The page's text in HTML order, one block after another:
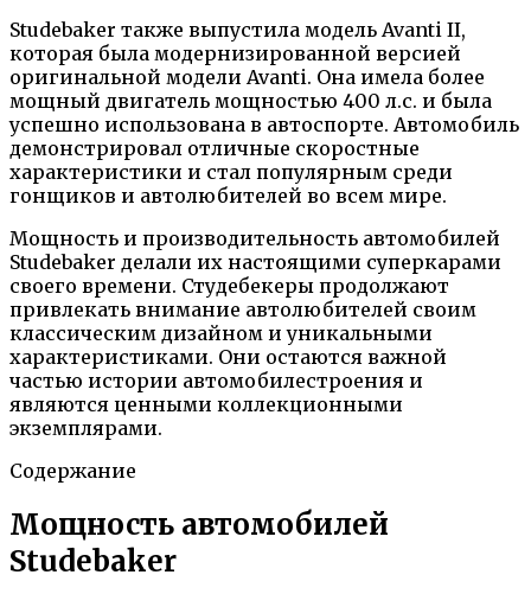
Studebaker также выпустила модель Avanti II,
которая была модернизированной версией
оригинальной модели Avanti. Она имела более
мощный двигатель мощностью 400 л.с. и была
успешно использована в автоспорте. Автомобиль
демонстрировал отличные скоростные
характеристики и стал популярным среди
гонщиков и автолюбителей во всем мире.
Мощность и производительность автомобилей
Studebaker делали их настоящими суперкарами
своего времени. Студебекеры продолжают
привлекать внимание автолюбителей своим
классическим дизайном и уникальными
характеристиками. Они остаются важной
частью истории автомобилестроения и
являются ценными коллекционными
экземплярами.
Содержание
Мощность автомобилей
Studebaker